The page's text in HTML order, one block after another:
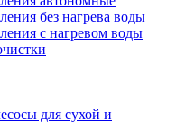
без нагрева воды
с нагревом воды
для сухой и